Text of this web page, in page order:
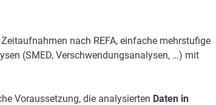
nach REFA, einfache mehrstufige
(SMED, Verschwendungsanalysen, …) mit
Voraussetzung, die analysierten Daten in